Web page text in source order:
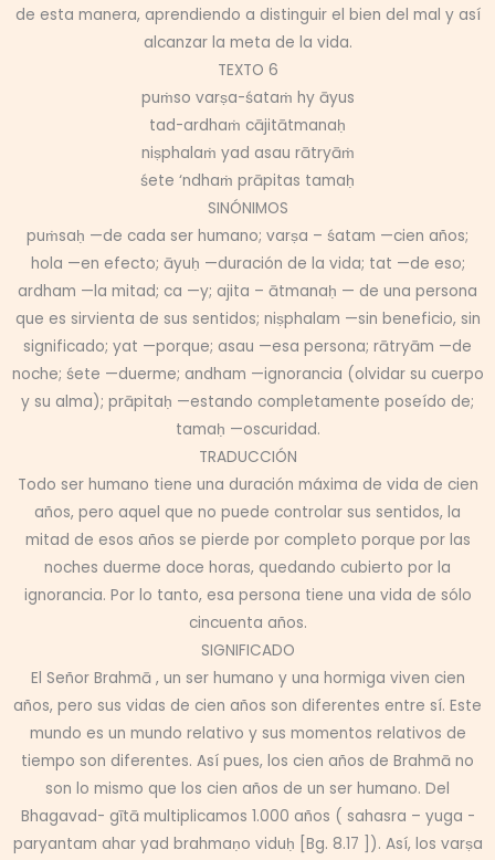
de esta manera, aprendiendo a distinguir el bien del mal y así
alcanzar la meta de la vida.
TEXTO 6
puṁso varṣa-śataṁ hy āyus
tad-ardhaṁ cājitātmanaḥ
niṣphalaṁ yad asau rātryāṁ
śete ‘ndhaṁ prāpitas tamaḥ
SINÓNIMOS
puṁsaḥ —de cada ser humano; varṣa – śatam —cien años;
hola —en efecto; āyuḥ —duración de la vida; tat —de eso;
ardham —la mitad; ca —y; ajita – ātmanaḥ — de una persona
que es sirvienta de sus sentidos; niṣphalam —sin beneficio, sin
significado; yat —porque; asau —esa persona; rātryām —de
noche; śete —duerme; andham —ignorancia (olvidar su cuerpo
y su alma); prāpitaḥ —estando completamente poseído de;
tamaḥ —oscuridad.
TRADUCCIÓN
Todo ser humano tiene una duración máxima de vida de cien
años, pero aquel que no puede controlar sus sentidos, la
mitad de esos años se pierde por completo porque por las
noches duerme doce horas, quedando cubierto por la
ignorancia. Por lo tanto, esa persona tiene una vida de sólo
cincuenta años.
SIGNIFICADO
El Señor Brahmā , un ser humano y una hormiga viven cien
años, pero sus vidas de cien años son diferentes entre sí. Este
mundo es un mundo relativo y sus momentos relativos de
tiempo son diferentes. Así pues, los cien años de Brahmā no
son lo mismo que los cien años de un ser humano. Del
Bhagavad- gītā multiplicamos 1.000 años ( sahasra – yuga -
paryantam ahar yad brahmaṇo viduḥ [Bg. 8.17 ]). Así, los varṣa